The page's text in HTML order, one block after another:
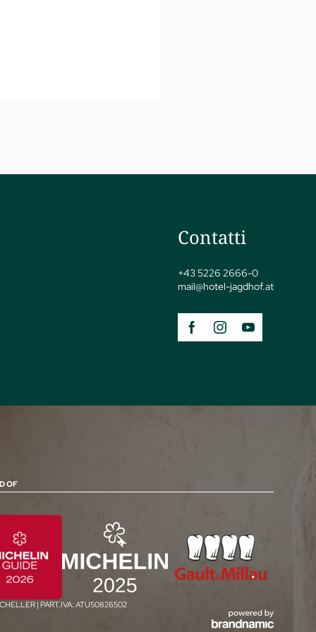
Contatti
+43 5226 2666-0
mail@hotel-jagdhof.at
OF
| PART.IVA: ATU50826502